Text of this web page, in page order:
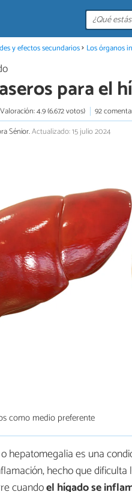
y efectos secundarios Los órganos
para el
Valoración: 4.9 (6.672 votos)
92
Sénior.Actualizado: 15 julio 2024
como medio preferente
o hepatomegalia es una
hecho que
cuandoel hígado se